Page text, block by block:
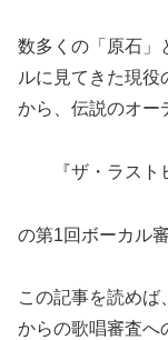
数多くの「原石」
ルに見てきた現役
から、伝説のオー
『ザ・ラス
の第1回ボーカル
この記事を読めば
からの歌唱審査へ